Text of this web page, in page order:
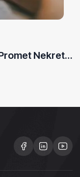
Porezne Prijave za Porez na Promet Nekretnina: Kako Prijaviti Promet u Različitim Kantonima